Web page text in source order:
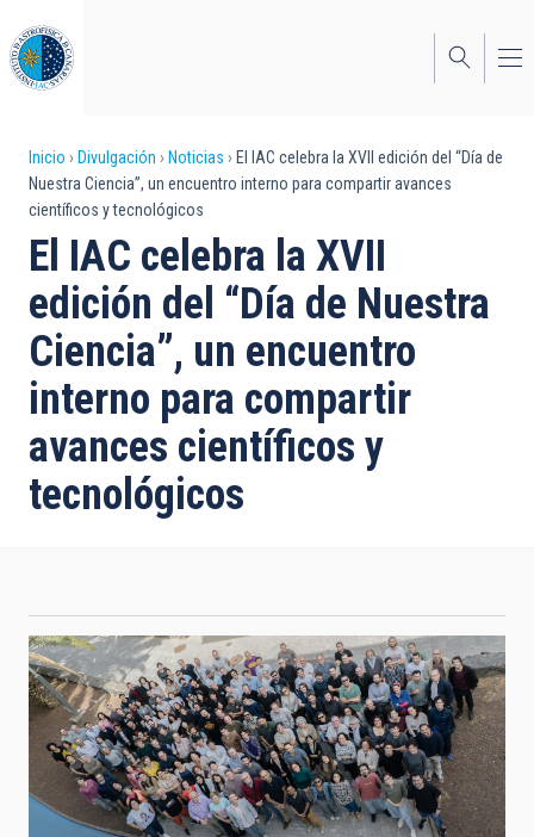
al
contenido
principal
Sobrescribir
enlaces
de
ayuda
a
la
navegación
Inicio Divulgación Noticias
El IAC celebra la XVII edición del “Día de
Nuestra Ciencia”, un encuentro interno para compartir avances
científicos y tecnológicos
El IAC celebra la XVII
edición del “Día de Nuestra
Ciencia”, un encuentro
interno para compartir
avances científicos y
tecnológicos